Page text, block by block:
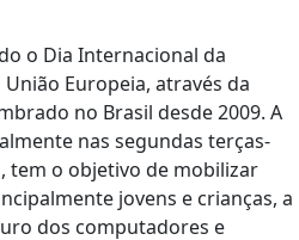
o Dia Internacional da
Europeia, através da
no Brasil desde 2009. A
nas segundas terças-
tem o objetivo de mobilizar
jovens e crianças, a
dos computadores e